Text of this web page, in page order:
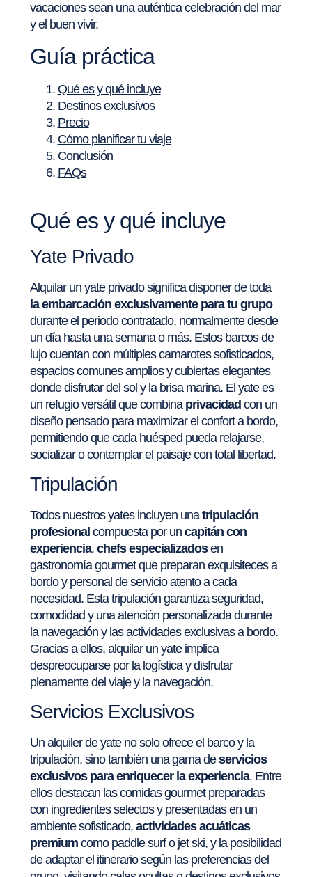
vacaciones sean una auténtica celebración del mar
y el buen vivir.
Guía práctica
Qué es y qué incluye
Destinos exclusivos
Precio
Cómo planificar tu viaje
Conclusión
FAQs
Qué es y qué incluye
Yate Privado
Alquilar un yate privado significa disponer de toda
la embarcación exclusivamente para tu grupo
durante el periodo contratado, normalmente desde
un día hasta una semana o más. Estos barcos de
lujo cuentan con múltiples camarotes sofisticados,
espacios comunes amplios y cubiertas elegantes
donde disfrutar del sol y la brisa marina. El yate es
un refugio versátil que combina privacidadcon un
diseño pensado para maximizar el confort a bordo,
permitiendo que cada huésped pueda relajarse,
socializar o contemplar el paisaje con total libertad.
Tripulación
Todos nuestros yates incluyen unatripulación
profesionalcompuesta por un capitán con
experiencia, chefs especializadosen
gastronomía gourmet que preparan exquisiteces a
bordo y personal de servicio atento a cada
necesidad. Esta tripulación garantiza seguridad,
comodidad y una atención personalizada durante
la navegación y las actividades exclusivas a bordo.
Gracias a ellos, alquilar un yate implica
despreocuparse por la logística y disfrutar
plenamente del viaje y la navegación.
Servicios Exclusivos
Un alquiler de yate no solo ofrece el barco y la
tripulación, sino también una gama deservicios
exclusivos para enriquecer la experiencia. Entre
ellos destacan las comidas gourmet preparadas
con ingredientes selectos y presentadas en un
ambiente sofisticado, actividades acuáticas
premiumcomo paddle surf o jet ski, y la posibilidad
de adaptar el itinerario según las preferencias del